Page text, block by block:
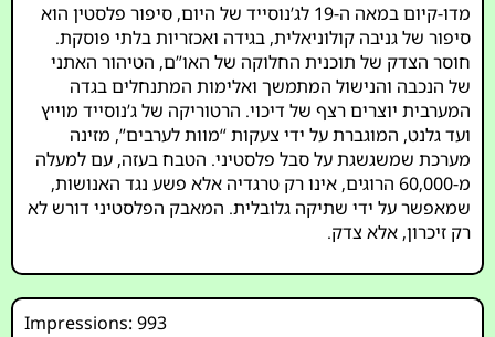
מדו-קיום במאה ה-19 לג’נוסייד של היום, סיפור פלסטין הוא
סיפור של גניבה קולוניאלית, בגידה ואכזריות בלתי פוסקת.
חוסר הצדק של תוכנית החלוקה של האו”ם, הטיהור האתני
של הנכבה והנישול המתמשך ואלימות המתנחלים בגדה
המערבית יוצרים רצף של דיכוי. הרטוריקה של ג’נוסייד מוייץ
ועד גלנט, המוגברת על ידי צעקות “מוות לערבים”, מזינה
מערכת שמשגשגת על סבל פלסטיני. הטבח בעזה, עם למעלה
מ-60,000 הרוגים, אינו רק טרגדיה אלא פשע נגד האנושות,
שמאפשר על ידי שתיקה גלובלית. המאבק הפלסטיני דורש לא
רק זיכרון, אלא צדק.
Impressions: 993